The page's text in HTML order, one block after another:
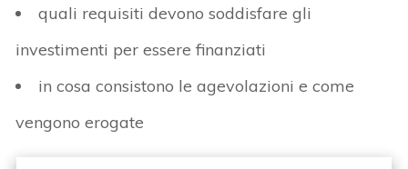
quali requisiti devono soddisfare gli
investimenti per essere finanziati
in cosa consistono le agevolazioni e come
vengono erogate